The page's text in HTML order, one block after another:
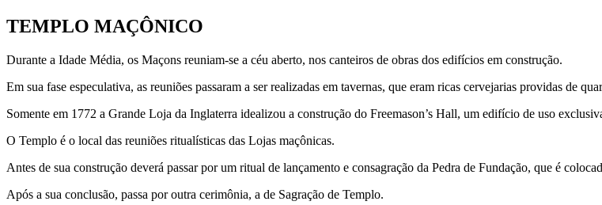
TEMPLO MAÇÔNICO
Durante a Idade Média, os Maçons reuniam-se a céu aberto, nos canteiros de obras dos edifícios em construção.
Em sua fase especulativa, as reuniões passaram a ser realizadas em tavernas, que eram ricas cervejarias providas de
Somente em 1772 a Grande Loja da Inglaterra idealizou a construção do Freemason’s Hall, um edifício de uso
O Templo é o local das reuniões ritualísticas das Lojas maçônicas.
Antes de sua construção deverá passar por um ritual de lançamento e consagração da Pedra de Fundação, que é
Após a sua conclusão, passa por outra cerimônia, a de Sagração de Templo.